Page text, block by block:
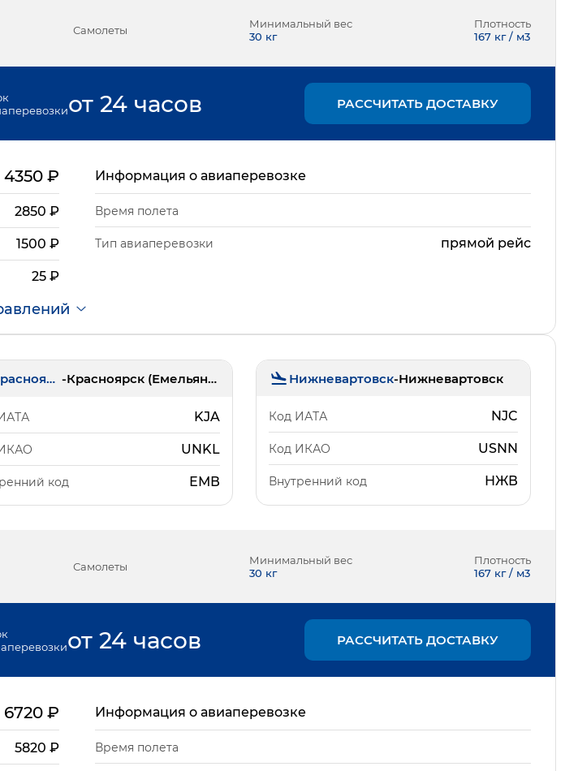
Самолеты
Минимальный вес
30 кг
Плотность
167 кг / м3
от 24 часов РАССЧИТАТЬ ДОСТАВКУ
4350₽
2850 ₽
1500 ₽
25₽
Информация о авиаперевозке
Время полета
Тип авиаперевозки прямой рейс
Красноярск - Красноярск (Емельяново)
KJA
UNKL
код ЕМВ
Нижневартовск-Нижневартовск
Код ИАТА NJC
Код ИКАО USNN
Внутренний код НЖВ
Самолеты
Минимальный вес
30 кг
Плотность
167 кг / м3
от 24 часов РАССЧИТАТЬ ДОСТАВКУ
6720₽
5820 ₽
Информация о авиаперевозке
Время полета